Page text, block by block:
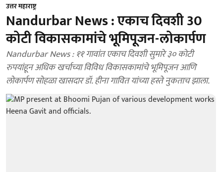
उत्तर महाराष्ट्र
Nandurbar News : एकाच दिवशी 30
कोटी विकासकामांचे भूमिपूजन-लोकार्पण
Nandurbar News : ११ गावांत एकाच दिवशी सुमारे ३० कोटी
रुपयांहून अधिक खर्चाच्या विविध विकासकामांचे भूमिपूजन आणि
लोकार्पण सोहळा खासदार डॉ. हीना गावित यांच्या हस्ते नुकताच झाला.